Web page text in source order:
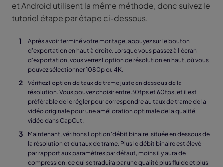
et Android utilisent la même méthode, donc suivez le
tutoriel étape par étape ci-dessous.
Après avoir terminé votre montage, appuyez sur le bouton
d'exportation en haut à droite. Lorsque vous passez à l'écran
d'exportation, vous verrez l'option de résolution en haut, où vous
pouvez sélectionner 1080p ou 4K.
Vérifiez l'option de taux de trame juste en dessous de la
résolution. Vous pouvez choisir entre 30fps et 60fps, et il est
préférable de le régler pour correspondre au taux de trame de la
vidéo originale pour une amélioration optimale de la qualité
vidéo dans CapCut.
Maintenant, vérifions l'option 'débit binaire' située en dessous de
la résolution et du taux de trame. Plus le débit binaire est élevé
par rapport aux paramètres par défaut, moins il y aura de
compression, ce qui se traduira par une qualité plus fluide et plus